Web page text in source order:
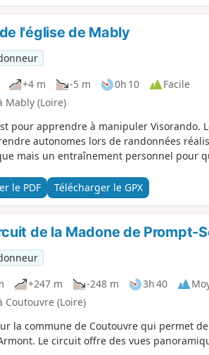
l'église de Mably
+4 m -5 m 0h 10
Facile
Mably (Loire)
pour apprendre à manipuler
autonomes lors de randonnées
mais un entraînement personnel pour
le PDF Télécharger le GPX
de la Madone de Prompt-
+247 m -248 m 3h 40
Coutouvre (Loire)
la commune de Coutouvre qui permet
Le circuit offre des vues